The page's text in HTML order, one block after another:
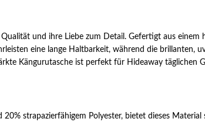
und ihre Liebe zum Detail. Gefertigt aus
eine lange Haltbarkeit, während die brillanten,
Kängurutasche ist perfekt für Hideaway täglichen
strapazierfähigem Polyester, bietet dieses